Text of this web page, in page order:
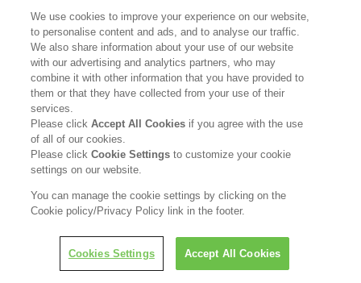
ニュースリリース内を検索
詳細検索
ピックアップコンテンツ
We use cookies to improve your experience on our website,
to personalise content and ads, and to analyse our traffic.
We also share information about your use of our website
with our advertising and analytics partners, who may
combine it with other information that you have provided to
them or that they have collected from your use of their
services.
Please clickAccept All Cookies if you agree with the use
of all of our cookies.
Please clickCookie Settingsto customize your cookie
settings on our website.
You can manage the cookie settings by clicking on the
Cookie policy/Privacy Policy link in the footer.
Cookies Settings Accept All Cookies